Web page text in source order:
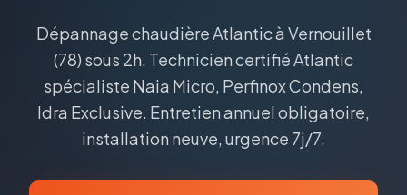
Dépannage chaudièreAtlanticà Vernouillet
(78) sous 2h. Technicien certifiéAtlantic
spécialiste Naia Micro, Perfinox Condens,
Idra Exclusive. Entretien annuel obligatoire,
installation neuve, urgence 7j/7.